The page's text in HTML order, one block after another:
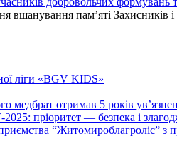
пам’яті Захисників
ліги «BGV KIDS»
медбрат отримав 5 років
пріоритет — безпека і
“Житомироблагроліс”